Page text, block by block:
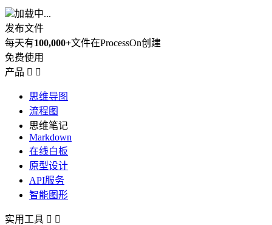
加载中...
发布文件
每天有100,000+文件在ProcessOn创建
免费使用
产品  
思维导图
流程图
思维笔记
Markdown
在线白板
原型设计
API服务
智能图形
实用工具  